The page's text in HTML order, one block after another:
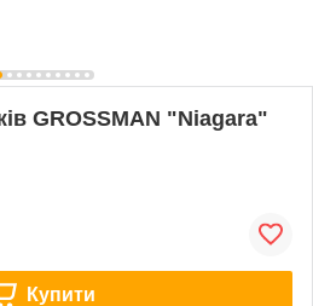
GROSSMAN "Niagara"
Купити